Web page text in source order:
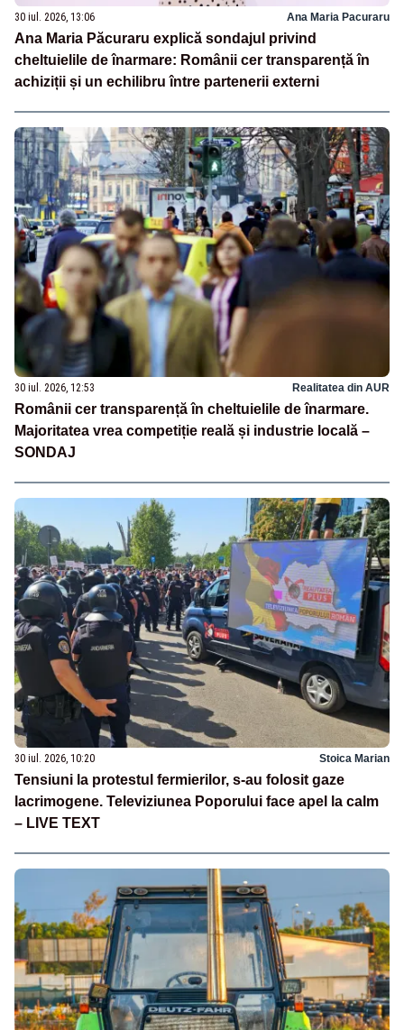
30 iul. 2026, 13:06 Ana Maria Pacuraru
Ana Maria Păcuraru explică sondajul privind
cheltuielile de înarmare: Românii cer transparență în
achiziții și un echilibru între partenerii externi
30 iul. 2026, 12:53 Realitatea din AUR
Românii cer transparență în cheltuielile de înarmare.
Majoritatea vrea competiție reală și industrie locală –
SONDAJ
30 iul. 2026, 10:20 Stoica Marian
Tensiuni la protestul fermierilor, s-au folosit gaze
lacrimogene. Televiziunea Poporului face apel la calm
– LIVE TEXT